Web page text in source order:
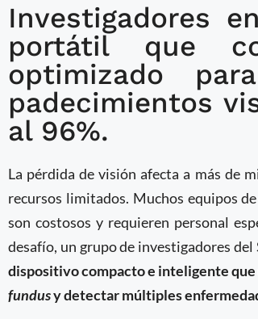
Dispositivo de
enfermedades
fondo del ojo
Investigadores
portátil que
optimizado
padecimientos
al 96%.
La pérdida de visión afecta a más de
recursos limitados. Muchos equipos
son costosos y requieren personal
desafío, un grupo de investigadores
dispositivo compacto e inteligente
fundusy detectar múltiples